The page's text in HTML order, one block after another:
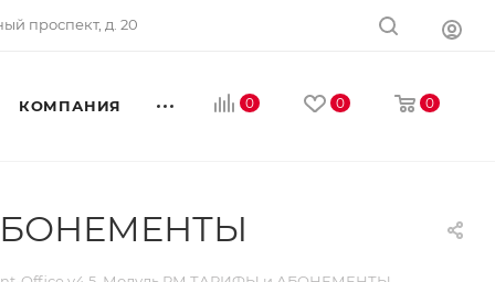
проспект, д. 20
0 0 0
КОМПАНИЯ